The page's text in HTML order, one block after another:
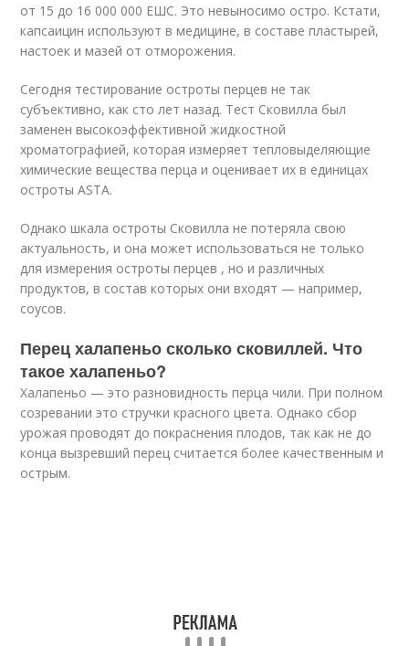
от 15 до 16 000 000 ЕШС. Это невыносимо остро. Кстати,
капсаицин используют в медицине, в составе пластырей,
настоек и мазей от отморожения.
Сегодня тестирование остроты перцев не так
субъективно, как сто лет назад. Тест Сковилла был
заменен высокоэффективной жидкостной
хроматографией, которая измеряет тепловыделяющие
химические вещества перца и оценивает их в единицах
остроты ASTA.
Однако шкала остроты Сковилла не потеряла свою
актуальность, и она может использоваться не только
для измерения остроты перцев , но и различных
продуктов, в состав которых они входят — например,
соусов.
Перец халапеньо сколько сковиллей. Что
такое халапеньо?
Халапеньо — это разновидность перца чили. При полном
созревании это стручки красного цвета. Однако сбор
урожая проводят до покраснения плодов, так как не до
конца вызревший перец считается более качественным и
острым.